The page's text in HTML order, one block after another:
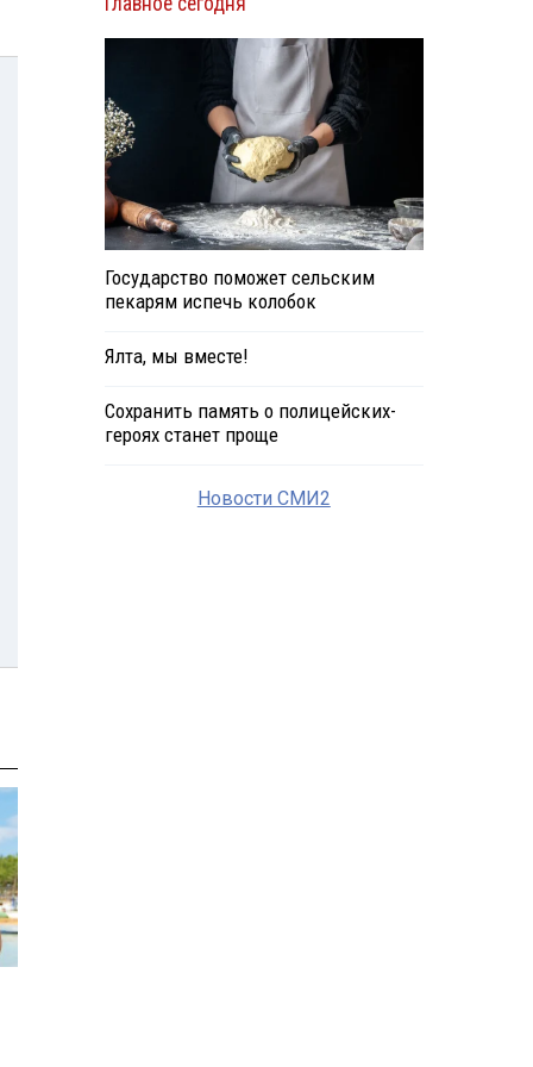
Государство поможет сельским
пекарям испечь колобок
Ялта, мы вместе!
Сохранить память о полицейских-
героях станет проще
Новости СМИ2